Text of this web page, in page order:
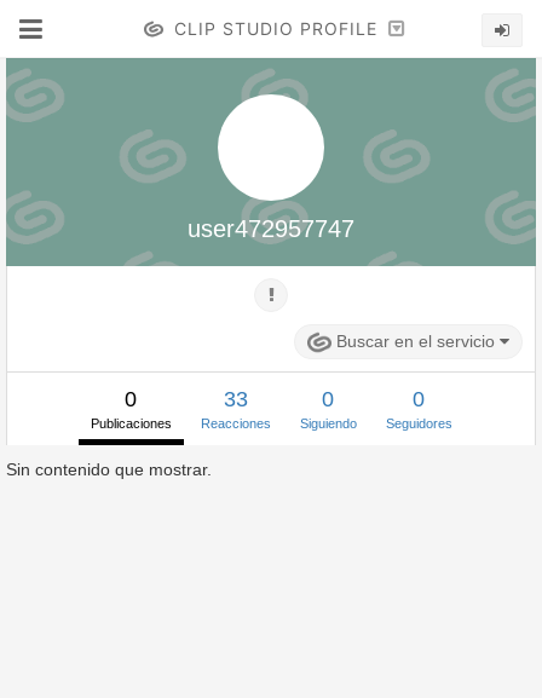
CLIP STUDIO PROFILE
user472957747
Buscar en el servicio
0
Publicaciones
33
Reacciones
0
Siguiendo
0
Seguidores
Sin contenido que mostrar.